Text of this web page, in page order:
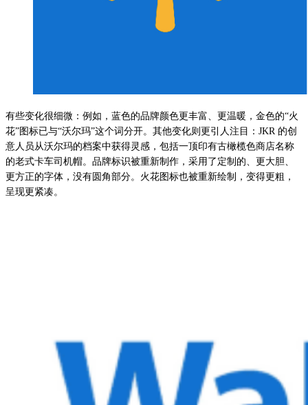
有些变化很细微：例如，蓝色的品牌颜色更丰富、更温暖，金色的“火
花”图标已与“沃尔玛”这个词分开。其他变化则更引人注目：JKR 的创
意人员从沃尔玛的档案中获得灵感，包括一顶印有古橄榄色商店名称
的老式卡车司机帽。品牌标识被重新制作，采用了定制的、更大胆、
更方正的字体，没有圆角部分。火花图标也被重新绘制，变得更粗，
呈现更紧凑。